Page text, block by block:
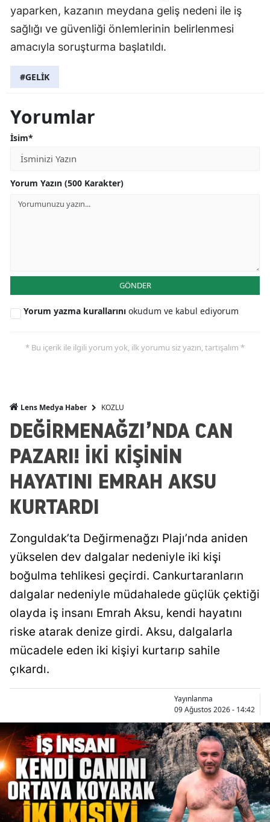
yaparken, kazanın meydana geliş nedeni ile iş
sağlığı ve güvenliği önlemlerinin belirlenmesi
amacıyla soruşturma başlatıldı.
#GELİK
Yorumlar
İsim*
Yorum Yazın (500 Karakter)
GÖNDER
Yorum yazma kurallarını okudum ve kabul ediyorum
* Bu içerik ile ilgili yorum yok, ilk yorumu siz yazın, tartışalım *
Lens Medya Haber KOZLU
DEĞİRMENAĞZI’NDA CAN
PAZARI! İKİ KİŞİNİN
HAYATINI EMRAH AKSU
KURTARDI
Zonguldak’ta Değirmenağzı Plajı’nda aniden
yükselen dev dalgalar nedeniyle iki kişi
boğulma tehlikesi geçirdi. Cankurtaranların
dalgalar nedeniyle müdahalede güçlük çektiği
olayda iş insanı Emrah Aksu, kendi hayatını
riske atarak denize girdi. Aksu, dalgalarla
mücadele eden iki kişiyi kurtarıp sahile
çıkardı.
Yayınlanma
09 Ağustos 2026 - 14:42